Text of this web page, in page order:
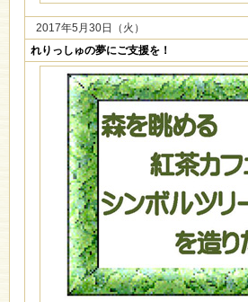
2017年5月30日（火）
れりっしゅの夢にご支援を！